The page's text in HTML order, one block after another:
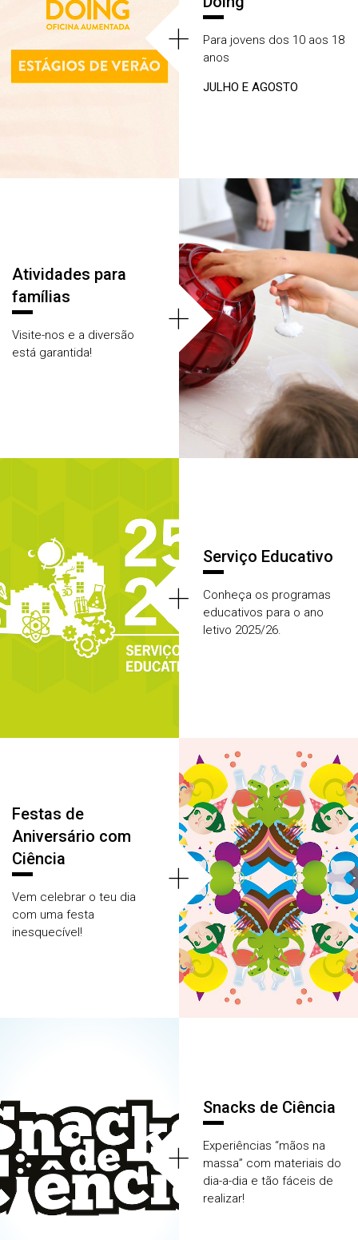
Para jovens dos 10 aos 18
anos
JULHO E AGOSTO
+
Atividades para
famílias
Visite-nos e a diversão
está garantida!
+
Serviço Educativo
Conheça os programas
educativos para o ano
letivo 2025/26.
+
Festas de
Aniversário com
Ciência
Vem celebrar o teu dia
com uma festa
inesquecível!
+
Snacks de Ciência
Experiências “mãos na
massa” com materiais do
dia-a-dia e tão fáceis de
realizar!
+